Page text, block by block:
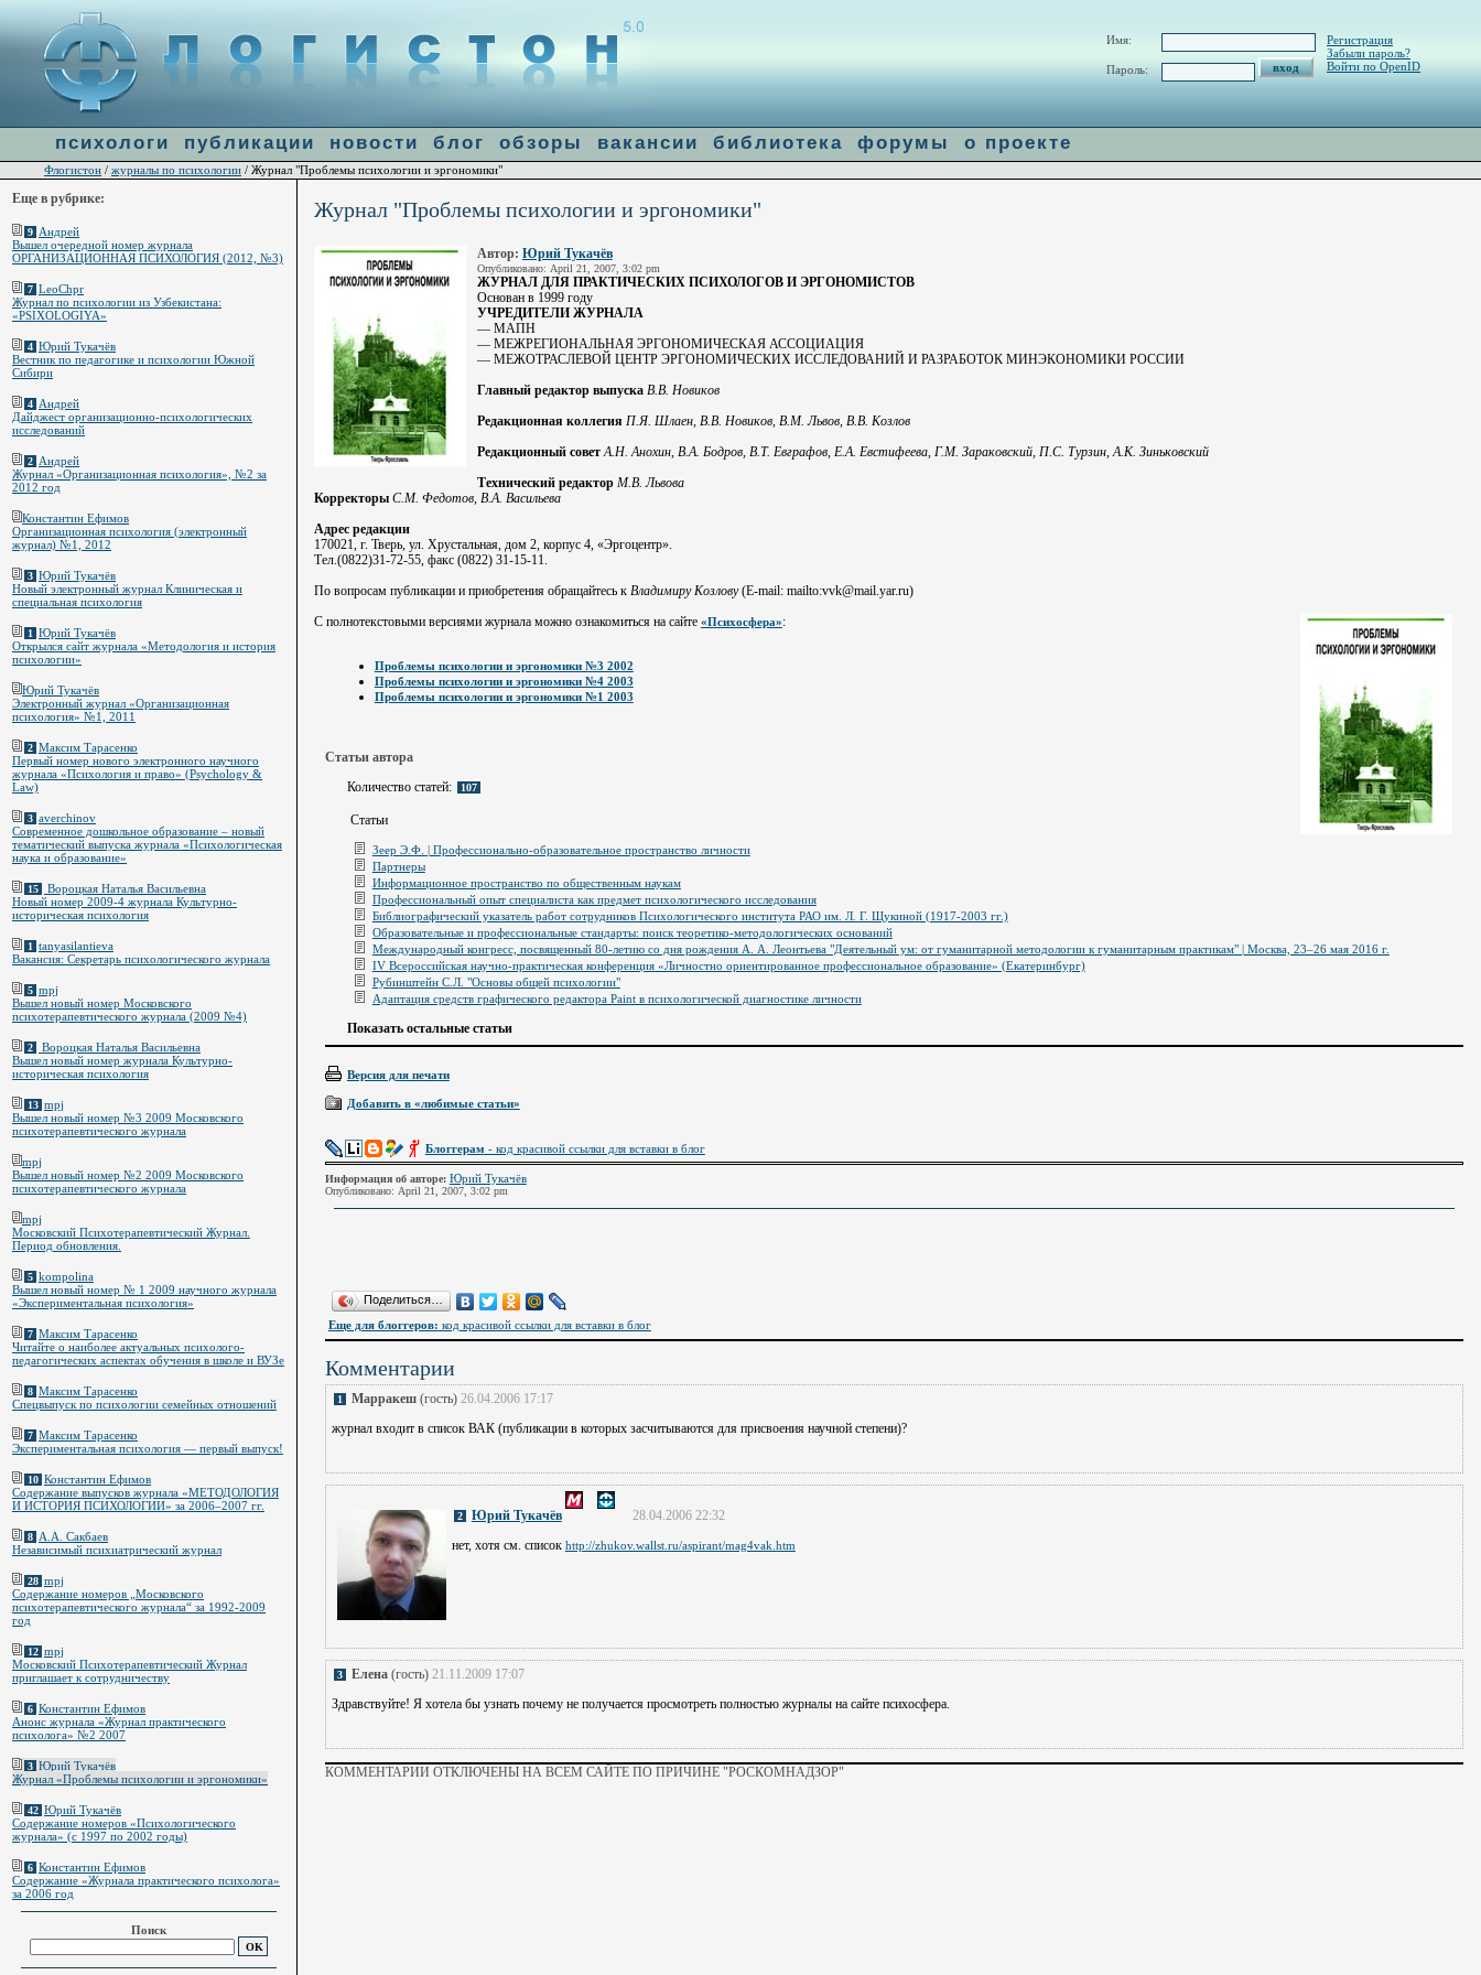
: file_get_contents(http://ulogin.ru/token.php?token=&host=flogiston.ru) [ ]: failed to open stream: Connection refused in
Журнал "Проблемы психологии и эргономики"
Автор: Юрий Тукачёв
Опубликовано: April 21, 2007, 3:02 pm
ЖУРНАЛ ДЛЯ ПРАКТИЧЕСКИХ ПСИХОЛОГОВ И ЭРГОНОМИСТОВ
Основан в 1999 году
УЧРЕДИТЕЛИ ЖУРНАЛА
— МАПН
— МЕЖРЕГИОНАЛЬНАЯ ЭРГОНОМИЧЕСКАЯ АССОЦИАЦИЯ
— МЕЖОТРАСЛЕВОЙ ЦЕНТР ЭРГОНОМИЧЕСКИХ ИССЛЕДОВАНИЙ И РАЗРАБОТОК МИНЭКОНОМИКИ РОССИИ
Главный редактор выпуска В.В. Новиков
Редакционная коллегия П.Я. Шлаен, В.В. Новиков, В.М. Львов, В.В. Козлов
Редакционный совет А.Н. Анохин, В.А. Бодров, В.Т. Евграфов, Е.А. Евстифеева, Г.М. Зараковский, П.С. Турзин, А.К. Зиньковский
Технический редактор М.В. Львова
Корректоры С.М. Федотов, В.А. Васильева
Адрес редакции
170021, г. Тверь, ул. Хрустальная, дом 2, корпус 4, «Эргоцентр».
Тел.(0822)31-72-55, факс (0822) 31-15-11.
По вопросам публикации и приобретения обращайтесь к Владимиру Козлову(E-mail: mailto:vvk@mail.yar.ru)
C полнотекстовыми версиями журнала можно ознакомиться на сайте «Психосфера»:
Проблемы психологии и эргономики №3 2002
Проблемы психологии и эргономики №4 2003
Проблемы психологии и эргономики №1 2003
Статьи автора
Количество статей:
107
Статьи
Зеер Э.Ф. | Профессионально-образовательное пространство личности
Партнеры
Информационное пространство по общественным наукам
Профессиональный опыт специалиста как предмет психологического исследования
Библиографический указатель работ сотрудников Психологического института РАО им. Л. Г. Щукиной (1917-2003 гг.)
Образовательные и профессиональные стандарты: поиск теоретико-методологических оснований
Международный конгресс, посвященный 80-летию со дня рождения А. А. Леонтьева "Деятельный ум: от гуманитарной методологии к гуманитарным практикам" | Москва, 23–26 мая 2016 г.
IV Всероссийская научно-практическая конференция «Личностно ориентированное профессиональное образование» (Екатеринбург)
Рубинштейн С.Л. "Основы общей психологии"
Адаптация средств графического редактора Paint в психологической диагностике личности
Показать остальные статьи
Версия для печати
Добавить в «любимые статьи»
Блоггерам - код красивой ссылки для вставки в блог
Информация об авторе: Юрий Тукачёв
Опубликовано: April 21, 2007, 3:02 pm
Поделиться…
Еще для блоггеров: код красивой ссылки для вставки в блог
Комментарии
1 Марракеш(гость) 26.04.2006 17:17
журнал входит в список ВАК (публикации в которых засчитываются для присвоения научной степени)?
2 Юрий Тукачёв
28.04.2006 22:32
нет, хотя см. список http://zhukov.wallst.ru/aspirant/mag4vak.htm
3 Елена(гость) 21.11.2009 17:07
Здравствуйте! Я хотела бы узнать почему не получается просмотреть полностью журналы на сайте психосфера.
КОММЕНТАРИИ ОТКЛЮЧЕНЫ НА ВСЕМ САЙТЕ ПО ПРИЧИНЕ "РОСКОМНАДЗОР"
Имя:
Пароль:
Регистрация
Забыли пароль?
Войти по OpenID
психологи публикации новости блог обзоры вакансии библиотека форумы о проекте
Флогистон / журналы по психологии / Журнал "Проблемы психологии и эргономики"
Еще в рубрике:
9 Андрей
Вышел очередной номер журнала
ОРГАНИЗАЦИОННАЯ ПСИХОЛОГИЯ (2012, №3)
7 LeoChpr
Журнал по психологии из Узбекистана:
«PSIXOLOGIYA»
4 Юрий Тукачёв
Вестник по педагогике и психологии Южной
Сибири
4 Андрей
Дайджест организационно-психологических
исследований
2 Андрей
Журнал «Организационная психология», №2 за
2012 год
Константин Ефимов
Организационная психология (электронный
журнал) №1, 2012
3 Юрий Тукачёв
Новый электронный журнал Клиническая и
специальная психология
1 Юрий Тукачёв
Открылся сайт журнала «Методология и история
психологии»
Юрий Тукачёв
Электронный журнал «Организационная
психология» №1, 2011
2 Максим Тарасенко
Первый номер нового электронного научного
журнала «Психология и право» (Psychology &
Law)
3 averchinov
Современное дошкольное образование – новый
тематический выпуска журнала «Психологическая
наука и образование»
15
Вороцкая Наталья Васильевна
Новый номер 2009-4 журнала Культурно-
историческая психология
1 tanyasilantieva
Вакансия: Секретарь психологического журнала
5 mpj
Вышел новый номер Московского
психотерапевтического журнала (2009 №4)
2
Вороцкая Наталья Васильевна
Вышел новый номер журнала Культурно-
историческая психология
13 mpj
Вышел новый номер №3 2009 Московского
психотерапевтического журнала
mpj
Вышел новый номер №2 2009 Московского
психотерапевтического журнала
mpj
Московский Психотерапевтический Журнал.
Период обновления.
5 kompolina
Вышел новый номер № 1 2009 научного журнала
«Экспериментальная психология»
7 Максим Тарасенко
Читайте о наиболее актуальных психолого-
педагогических аспектах обучения в школе и ВУЗе
8 Максим Тарасенко
Спецвыпуск по психологии семейных отношений
7 Максим Тарасенко
Экспериментальная психология — первый выпуск!
10 Константин Ефимов
Содержание выпусков журнала «МЕТОДОЛОГИЯ
И ИСТОРИЯ ПСИХОЛОГИИ» за 2006–2007 гг.
8 А.А. Сакбаев
Независимый психиатрический журнал
28 mpj
Содержание номеров „Московского
психотерапевтического журнала“ за 1992-2009
год
12 mpj
Московский Психотерапевтический Журнал
приглашает к сотрудничеству
6 Константин Ефимов
Анонс журнала «Журнал практического
психолога» №2 2007
3 Юрий Тукачёв
Журнал «Проблемы психологии и эргономики»
42 Юрий Тукачёв
Содержание номеров «Психологического
журнала» (с 1997 по 2002 годы)
6 Константин Ефимов
Содержание «Журнала практического психолога»
за 2006 год
Поиск